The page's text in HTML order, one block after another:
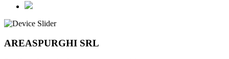
AREASPURGHI SRL